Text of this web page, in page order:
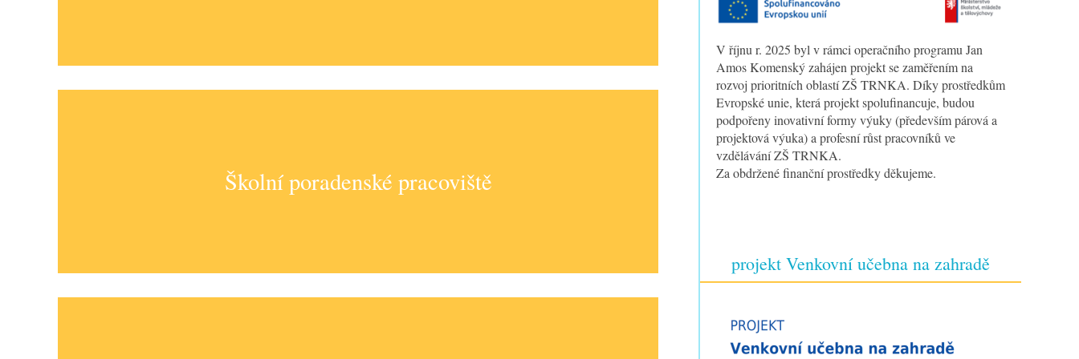
Školní poradenské pracoviště
V říjnu r. 2025 byl v rámci operačního programu Jan
Amos Komenský zahájen projekt se zaměřením na
rozvoj prioritních oblastí ZŠ TRNKA. Díky prostředkům
Evropské unie, která projekt spolufinancuje, budou
podpořeny inovativní formy výuky (především párová a
projektová výuka) a profesní růst pracovníků ve
vzdělávání ZŠ TRNKA.
Za obdržené finanční prostředky děkujeme.
projekt Venkovní učebna na zahradě